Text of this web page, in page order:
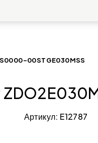
00STGE030MSS
Артикул: E12787